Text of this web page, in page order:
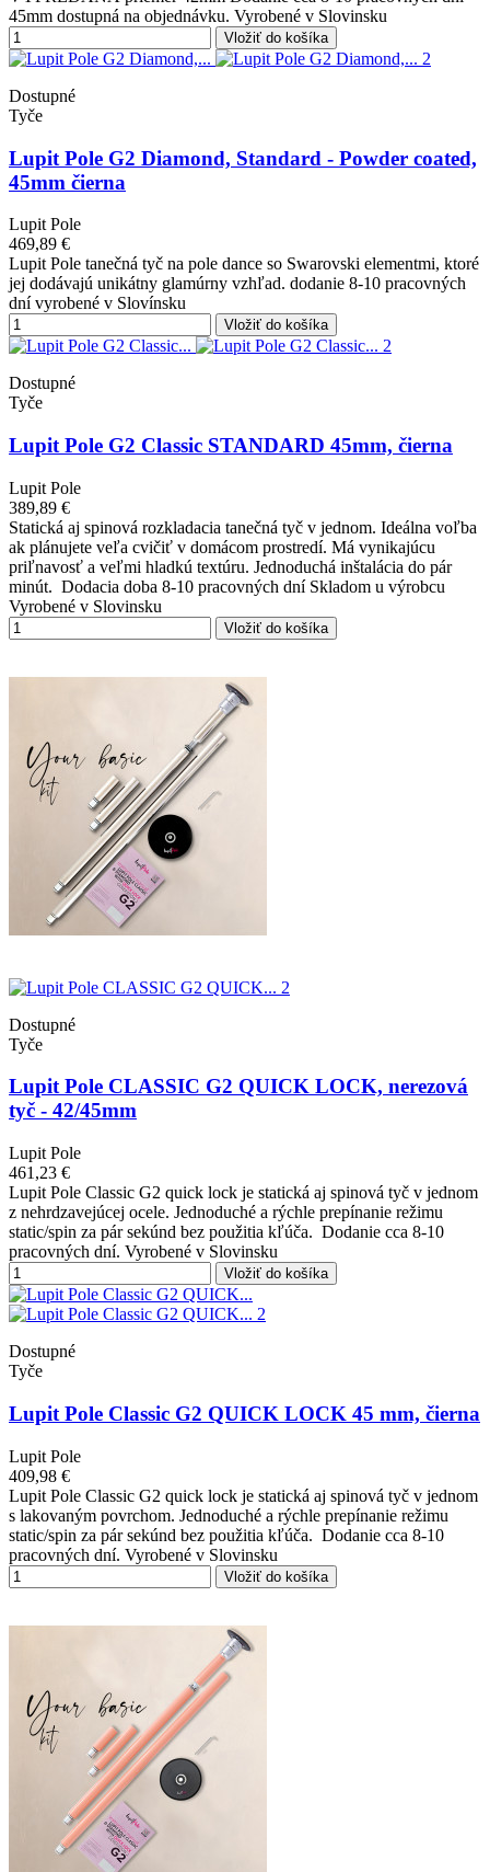
45mm dostupná na objednávku. Vyrobené v Slovinsku
Vložiť do košíka
Dostupné
Tyče
Lupit Pole G2 Diamond, Standard - Powder coated,
45mm čierna
Lupit Pole
469,89 €
Lupit Pole tanečná tyč na pole dance so Swarovski elementmi, ktoré
jej dodávajú unikátny glamúrny vzhľad. dodanie 8-10 pracovných
dní vyrobené v Slovínsku
Vložiť do košíka
Dostupné
Tyče
Lupit Pole G2 Classic STANDARD 45mm, čierna
Lupit Pole
389,89 €
Statická aj spinová rozkladacia tanečná tyč v jednom. Ideálna voľba
ak plánujete veľa cvičiť v domácom prostredí. Má vynikajúcu
priľnavosť a veľmi hladkú textúru. Jednoduchá inštalácia do pár
minút. Dodacia doba 8-10 pracovných dní Skladom u výrobcu
Vyrobené v Slovinsku
Vložiť do košíka
Dostupné
Tyče
Lupit Pole CLASSIC G2 QUICK LOCK, nerezová
tyč - 42/45mm
Lupit Pole
461,23 €
Lupit Pole Classic G2 quick lock je statická aj spinová tyč v jednom
z nehrdzavejúcej ocele. Jednoduché a rýchle prepínanie režimu
static/spin za pár sekúnd bez použitia kľúča. Dodanie cca 8-10
pracovných dní. Vyrobené v Slovinsku
Vložiť do košíka
Dostupné
Tyče
Lupit Pole Classic G2 QUICK LOCK 45 mm, čierna
Lupit Pole
409,98 €
Lupit Pole Classic G2 quick lock je statická aj spinová tyč v jednom
s lakovaným povrchom. Jednoduché a rýchle prepínanie režimu
static/spin za pár sekúnd bez použitia kľúča. Dodanie cca 8-10
pracovných dní. Vyrobené v Slovinsku
Vložiť do košíka